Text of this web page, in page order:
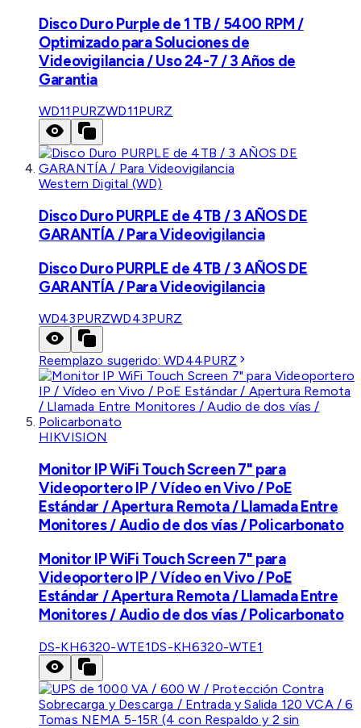
Disco Duro Purple de 1 TB / 5400 RPM /
Optimizado para Soluciones de
Videovigilancia / Uso 24-7 / 3 Años de
Garantia
WD11PURZWD11PURZ
Western Digital (WD)
Disco Duro PURPLE de 4TB / 3 AÑOS DE
GARANTÍA / Para Videovigilancia
Disco Duro PURPLE de 4TB / 3 AÑOS DE
GARANTÍA / Para Videovigilancia
WD43PURZWD43PURZ
Reemplazo sugerido:WD44PURZ
HIKVISION
Monitor IP WiFi Touch Screen 7" para
Videoportero IP / Vídeo en Vivo / PoE
Estándar / Apertura Remota / Llamada Entre
Monitores / Audio de dos vías / Policarbonato
Monitor IP WiFi Touch Screen 7" para
Videoportero IP / Vídeo en Vivo / PoE
Estándar / Apertura Remota / Llamada Entre
Monitores / Audio de dos vías / Policarbonato
DS-KH6320-WTE1DS-KH6320-WTE1